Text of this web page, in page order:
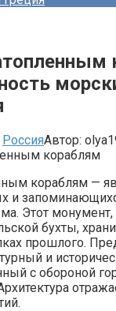
РоссияАвтор:
кораблям —
и
Этот
бухты,
прошлого.
и
с обороной